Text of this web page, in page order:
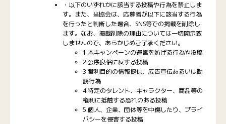
・以下のいずれかに該当する投稿や行為を禁止しま
す。また、当協会は、応募者が以下に該当する行為
を行ったと判断した場合、SNS等での掲載を削除し
ます。なお、掲載削除の理由については一切開示致
しませんので、あらかじめご了承ください。
1.本キャンペーンの運営を妨げる行為や投稿
2.公序良俗に反する投稿
3.営利目的の情報提供、広告宣伝あるいは勧
誘行為
4.特定のタレント、キャラクター、商品等の
権利に抵触する恐れのある投稿
5.個人、企業、団体等を中傷したり、プライ
バシーを侵害する投稿